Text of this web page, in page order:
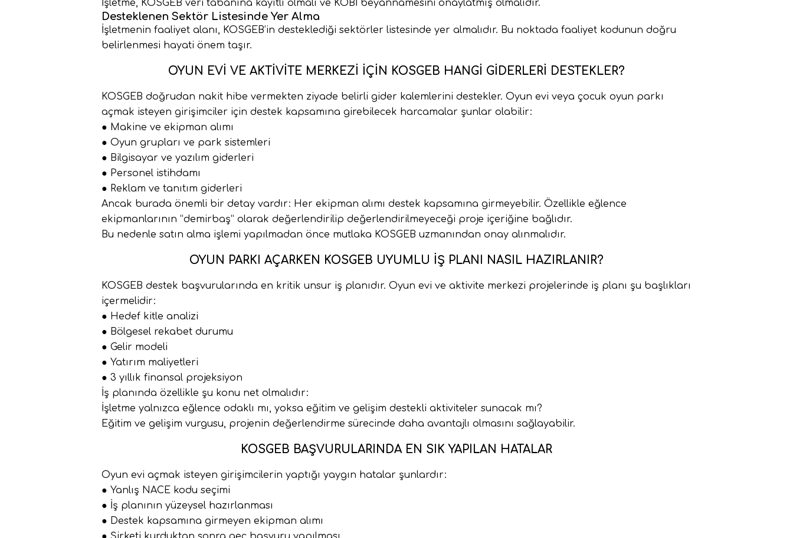
İşletme, KOSGEB veri tabanına kayıtlı olmalı ve KOBİ beyannamesini onaylatmış olmalıdır.
Desteklenen Sektör Listesinde Yer Alma
İşletmenin faaliyet alanı, KOSGEB’in desteklediği sektörler listesinde yer almalıdır. Bu noktada faaliyet kodunun doğru
belirlenmesi hayati önem taşır.
OYUN EVI VE AKTIVITE MERKEZI İÇIN KOSGEB HANGI GIDERLERI DESTEKLER?
KOSGEB doğrudan nakit hibe vermekten ziyade belirli gider kalemlerini destekler. Oyun evi veya çocuk oyun parkı
açmak isteyen girişimciler için destek kapsamına girebilecek harcamalar şunlar olabilir:
● Makine ve ekipman alımı
● Oyun grupları ve park sistemleri
● Bilgisayar ve yazılım giderleri
● Personel istihdamı
● Reklam ve tanıtım giderleri
Ancak burada önemli bir detay vardır: Her ekipman alımı destek kapsamına girmeyebilir. Özellikle eğlence
ekipmanlarının “demirbaş” olarak değerlendirilip değerlendirilmeyeceği proje içeriğine bağlıdır.
Bu nedenle satın alma işlemi yapılmadan önce mutlaka KOSGEB uzmanından onay alınmalıdır.
OYUN PARKI AÇARKEN KOSGEB UYUMLU İŞ PLANI NASIL HAZIRLANIR?
KOSGEB destek başvurularında en kritik unsur iş planıdır. Oyun evi ve aktivite merkezi projelerinde iş planı şu başlıkları
içermelidir:
● Hedef kitle analizi
● Bölgesel rekabet durumu
● Gelir modeli
● Yatırım maliyetleri
● 3 yıllık finansal projeksiyon
İş planında özellikle şu konu net olmalıdır:
İşletme yalnızca eğlence odaklı mı, yoksa eğitim ve gelişim destekli aktiviteler sunacak mı?
Eğitim ve gelişim vurgusu, projenin değerlendirme sürecinde daha avantajlı olmasını sağlayabilir.
KOSGEB BAŞVURULARINDA EN SIK YAPILAN HATALAR
Oyun evi açmak isteyen girişimcilerin yaptığı yaygın hatalar şunlardır:
● Yanlış NACE kodu seçimi
● İş planının yüzeysel hazırlanması
● Destek kapsamına girmeyen ekipman alımı